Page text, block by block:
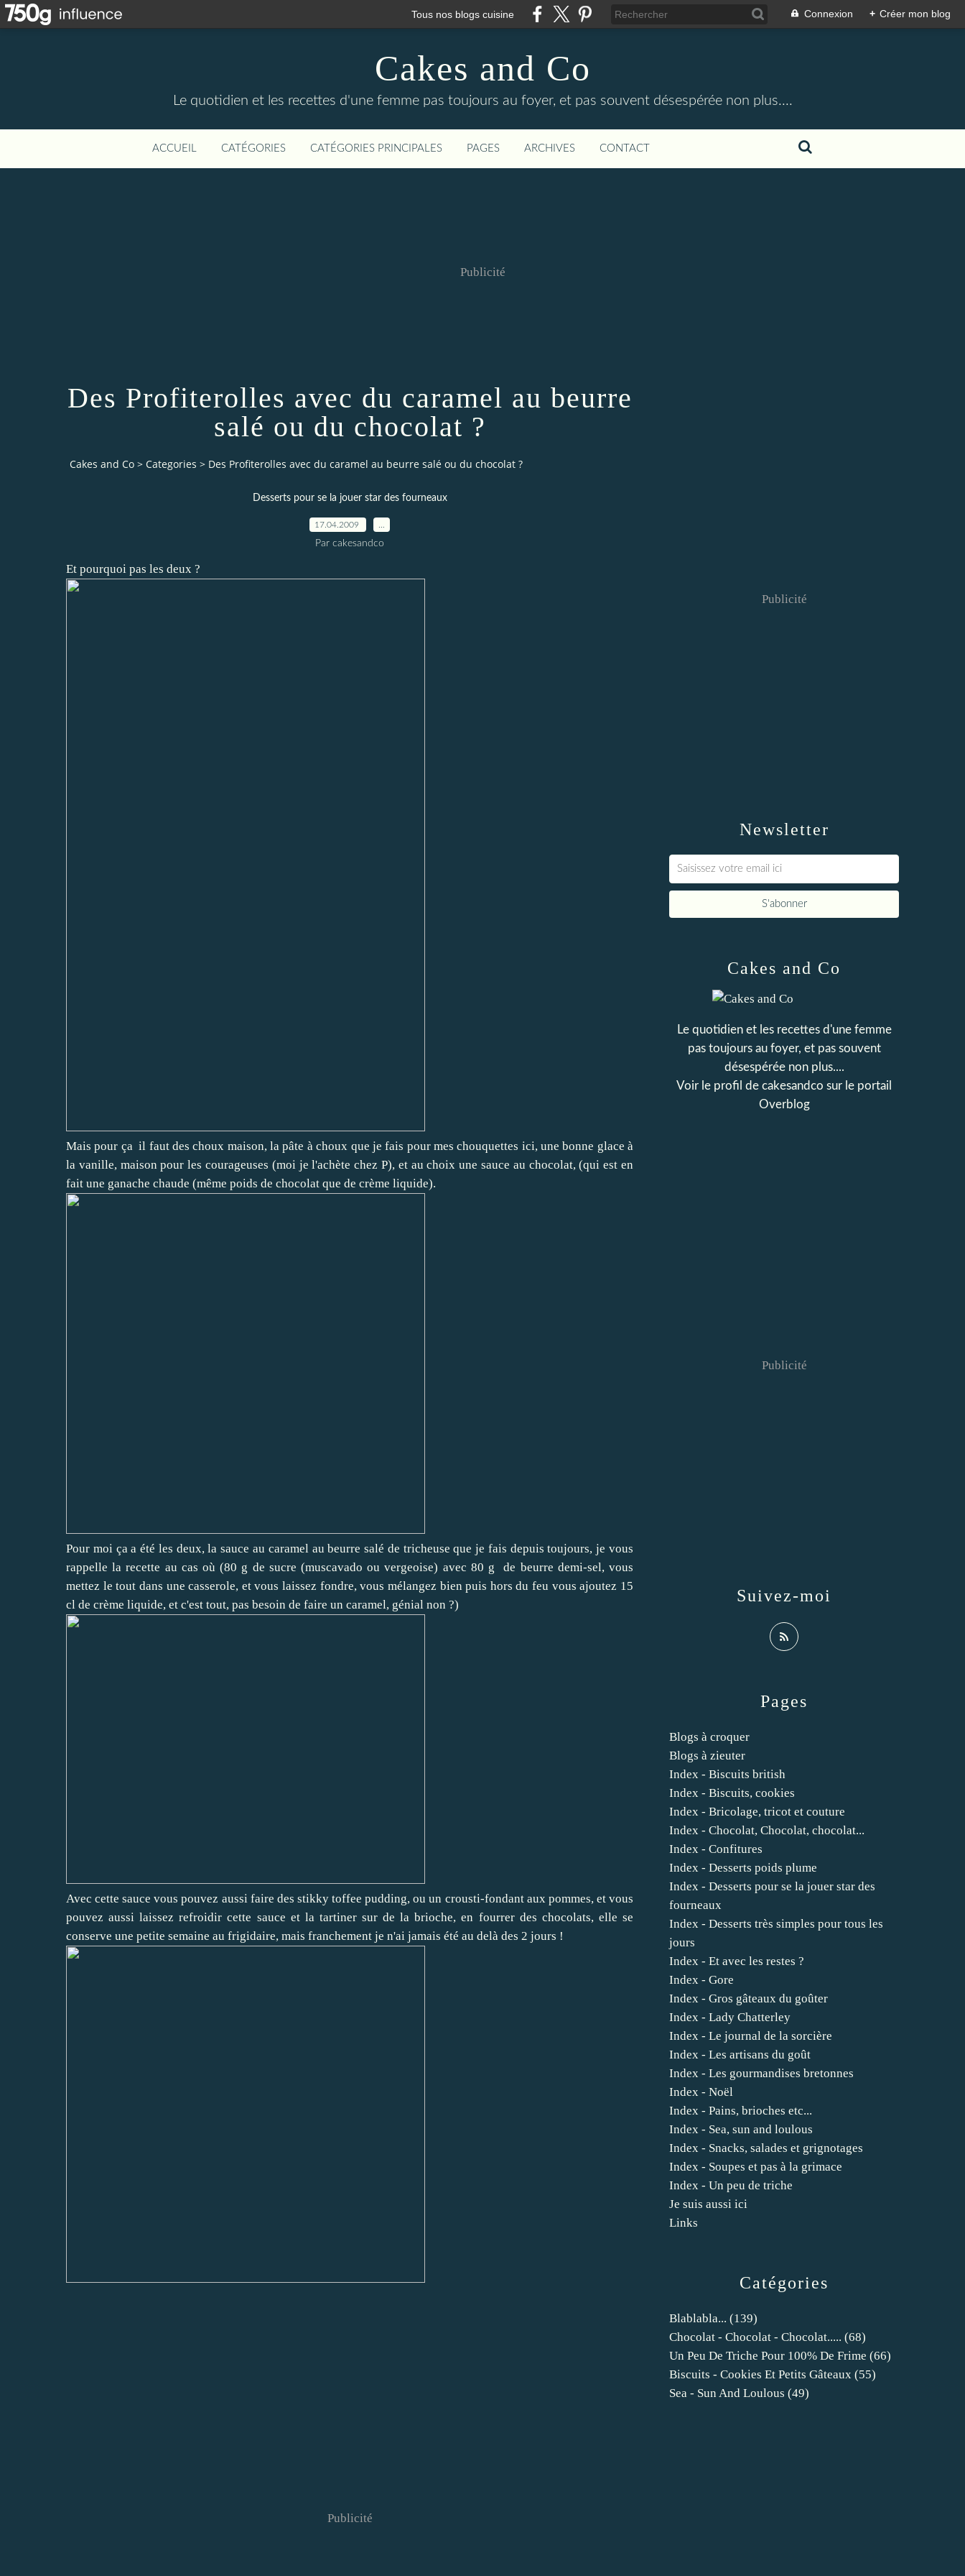
Tous nos blogs cuisine Connexion + Créer mon blog
Cakes and Co
Le quotidien et les recettes d'une femme pas toujours au foyer, et pas souvent désespérée non plus....
ACCUEIL CATÉGORIES CATÉGORIES PRINCIPALES PAGES ARCHIVES CONTACT
Publicité
Des Profiterolles avec du caramel au beurre
salé ou du chocolat ?
Cakes and Co > Categories > Des Profiterolles avec du caramel au beurre salé ou du chocolat ?
Desserts pour se la jouer star des fourneaux
17.04.2009
Par cakesandco
Et pourquoi pas les deux ?
Mais pour ça il faut des choux maison, la pâte à choux que je fais pour mes chouquettes ici, une bonne glace à
la vanille, maison pour les courageuses (moi je l'achète chez P), et au choix une sauce au chocolat, (qui est en
fait une ganache chaude (même poids de chocolat que de crème liquide).
Pour moi ça a été les deux, la sauce au caramel au beurre salé de tricheuse que je fais depuis toujours, je vous
rappelle la recette au cas où (80 g de sucre (muscavado ou vergeoise) avec 80 g de beurre demi-sel, vous
mettez le tout dans une casserole, et vous laissez fondre, vous mélangez bien puis hors du feu vous ajoutez 15
cl de crème liquide, et c'est tout, pas besoin de faire un caramel, génial non ?)
Avec cette sauce vous pouvez aussi faire des stikky toffee pudding, ou un crousti-fondant aux pommes, et vous
pouvez aussi laissez refroidir cette sauce et la tartiner sur de la brioche, en fourrer des chocolats, elle se
conserve une petite semaine au frigidaire, mais franchement je n'ai jamais été au delà des 2 jours !
Publicité
Newsletter
Publicité
Catégories
Blablabla... (139)
Chocolat - Chocolat - Chocolat..... (68)
Un Peu De Triche Pour 100% De Frime (66)
Biscuits - Cookies Et Petits Gâteaux (55)
Sea - Sun And Loulous (49)
Pages
Blogs à croquer
Blogs à zieuter
Index - Biscuits british
Index - Biscuits, cookies
Index - Bricolage, tricot et couture
Index - Chocolat, Chocolat, chocolat...
Index - Confitures
Index - Desserts poids plume
Index - Desserts pour se la jouer star des
fourneaux
Index - Desserts très simples pour tous les
jours
Index - Et avec les restes ?
Index - Gore
Index - Gros gâteaux du goûter
Index - Lady Chatterley
Index - Le journal de la sorcière
Index - Les artisans du goût
Index - Les gourmandises bretonnes
Index - Noël
Index - Pains, brioches etc...
Index - Sea, sun and loulous
Index - Snacks, salades et grignotages
Index - Soupes et pas à la grimace
Index - Un peu de triche
Je suis aussi ici
Links
Cakes and Co
Le quotidien et les recettes d'une femme
pas toujours au foyer, et pas souvent
désespérée non plus....
Voir le profil de cakesandco sur le portail
Overblog
Suivez-moi
Publicité